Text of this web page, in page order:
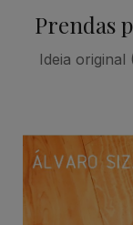
Prendas
Ideia original